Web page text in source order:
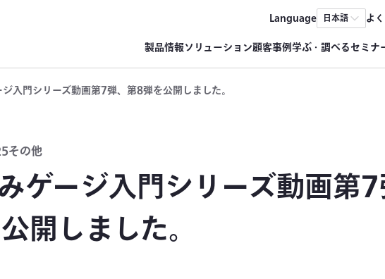
Language 日本語 よ
製品情報ソリューション顧客事例学ぶ・調べるセミナ
ジ入門シリーズ動画第7弾、第8弾を公開しました。
その他
ゲージ入門シリーズ動画第
開しました。